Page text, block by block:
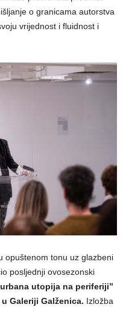
o granicama autorstva
vrijednost i fluidnost i
opuštenom tonu uz glazbeni
posljednji ovosezonski
utopija na periferiji”
Galeriji Galženica. Izložba